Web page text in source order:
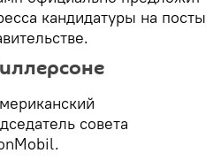
кандидатуры на посты
совета